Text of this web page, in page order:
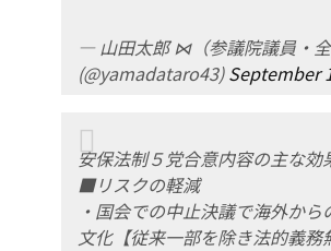
— 山田太郎 ⋈（参議院議員・全
(@yamadataro43)September
安保法制５党合意内容の主な効
■リスクの軽減
・国会での中止決議で海外から
文化【従来一部を除き法的義務